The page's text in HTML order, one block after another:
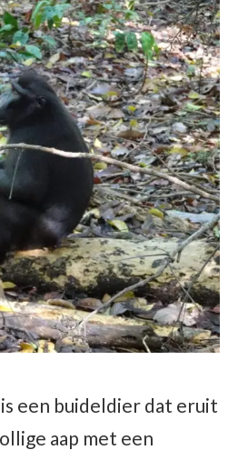
is een buideldier dat eruit
aap met een